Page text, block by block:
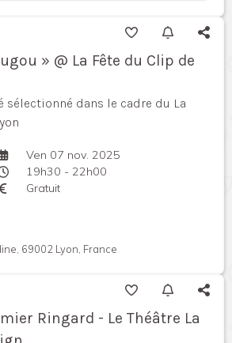
» @ La Fête du Clip de
sélectionné dans le cadre du La
Ven 07 nov. 2025
19h30 - 22h00
Gratuit
69002 Lyon, France
Ringard - Le Théâtre La